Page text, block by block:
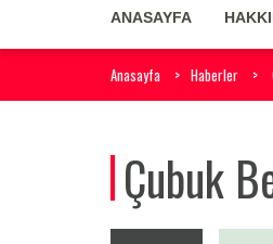
ANASAYFA
Anasayfa Haberler
Çubuk